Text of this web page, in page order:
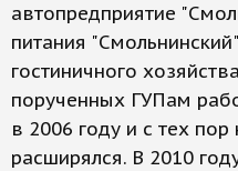
автопредприятие
питания
гостиничного
порученных ГУПам
в 2006 году и с тех
расширялся. В 2010